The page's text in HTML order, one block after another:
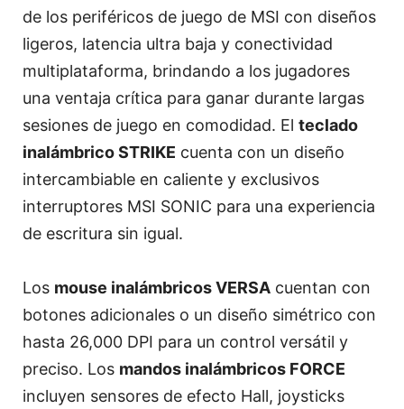
de los periféricos de juego de MSI con diseños
ligeros, latencia ultra baja y conectividad
multiplataforma, brindando a los jugadores
una ventaja crítica para ganar durante largas
sesiones de juego en comodidad. El teclado
inalámbrico STRIKE cuenta con un diseño
intercambiable en caliente y exclusivos
interruptores MSI SONIC para una experiencia
de escritura sin igual.
Los mouse inalámbricos VERSA cuentan con
botones adicionales o un diseño simétrico con
hasta 26,000 DPI para un control versátil y
preciso. Los mandos inalámbricos FORCE
incluyen sensores de efecto Hall, joysticks